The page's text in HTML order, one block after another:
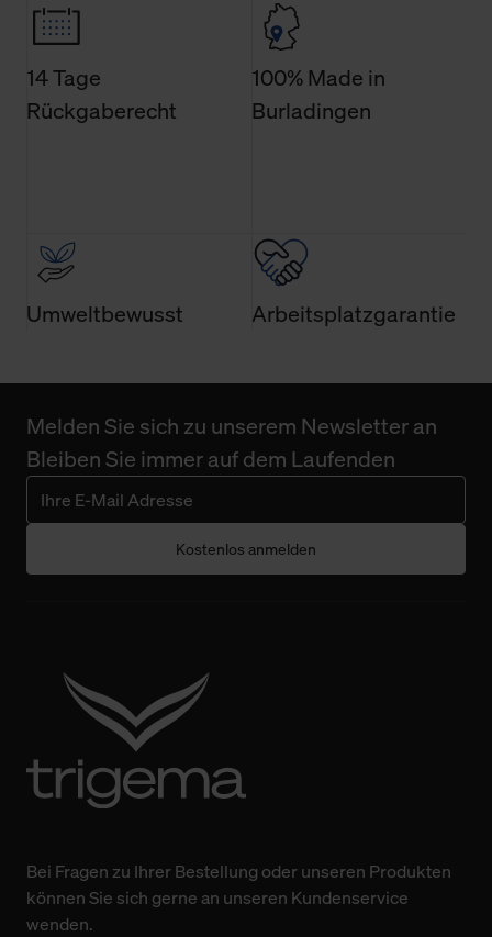
Weitere Informationen über Cookies und Web-
Technologien sowie die Nutzung Ihrer persönlichen Daten
14 Tage
Rückgaberecht
100% Made in
Burladingen
Umweltbewusst Arbeitsplatzgarantie
Melden Sie sich zu unserem Newsletter an
Bleiben Sie immer auf dem Laufenden
Kostenlos anmelden
Bei Fragen zu Ihrer Bestellung oder unseren Produkten
können Sie sich gerne an unseren Kundenservice
wenden.